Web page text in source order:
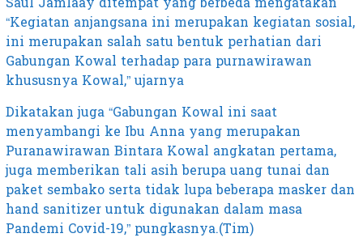
“Kegiatan anjangsana ini merupakan kegiatan sosial,
ini merupakan salah satu bentuk perhatian dari
Gabungan Kowal terhadap para purnawirawan
khususnya Kowal,” ujarnya
Dikatakan juga “Gabungan Kowal ini saat
menyambangi ke Ibu Anna yang merupakan
Puranawirawan Bintara Kowal angkatan pertama,
juga memberikan tali asih berupa uang tunai dan
paket sembako serta tidak lupa beberapa masker dan
hand sanitizer untuk digunakan dalam masa
Pandemi Covid-19,” pungkasnya.(Tim)